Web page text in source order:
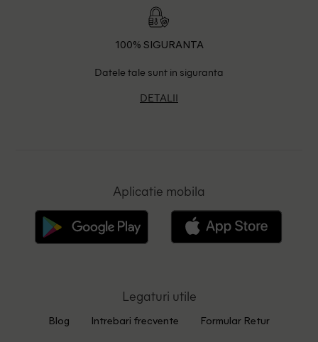
100% SIGURANTA
Datele tale sunt in siguranta
DETALII
Aplicatie mobila
Legaturi utile
Blog Intrebari frecvente Formular Retur